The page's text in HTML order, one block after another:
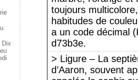
Dix
toujours
habitudes de
a un code décimal
d73b3e.
> Ligure – La
d’Aaron, souvent